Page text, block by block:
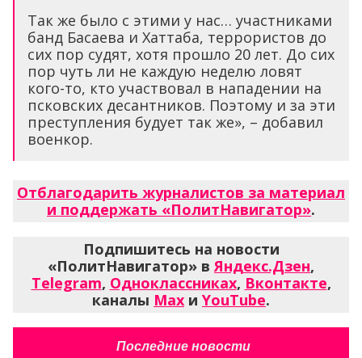
Так же было с этими у нас… участниками
банд Басаева и Хаттаба, террористов до
сих пор судят, хотя прошло 20 лет. До сих
пор чуть ли не каждую неделю ловят
кого-то, кто участвовал в нападении на
псковских десантников. Поэтому и за эти
преступления будует так же», – добавил
военкор.
Отблагодарить журналистов за материал
и поддержать «ПолитНавигатор».
Подпишитесь на новости
«ПолитНавигатор» вЯндекс.Дзен,
Telegram, Одноклассниках, Вконтакте,
каналы Max и YouTube.
Последние новости